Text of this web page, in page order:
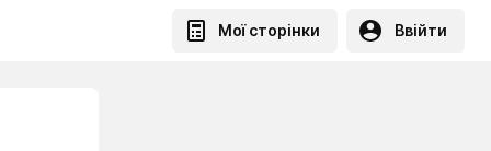
Мої сторінки Ввійти